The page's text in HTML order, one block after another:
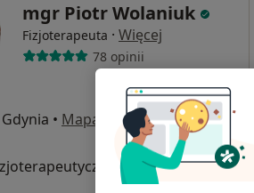
mgr Piotr Wolaniuk
Fizjoterapeuta · Więcej
78 opinii
• Mapa
180 zł